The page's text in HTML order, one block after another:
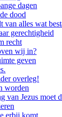
dagen
dood
van alles wat
gerechtigheid
recht
wij in?
geven
overleg!
worden
van Jezus moet